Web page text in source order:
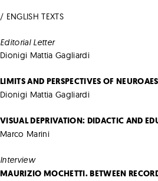
/ ENGLISH TEXTS
Editorial Letter
Dionigi Mattia Gagliardi
LIMITS AND PERSPECTIVES OF
Dionigi Mattia Gagliardi
VISUAL DEPRIVATION: DIDACTIC AND
Marco Marini
Interview
MAURIZIO MOCHETTI. BETWEEN